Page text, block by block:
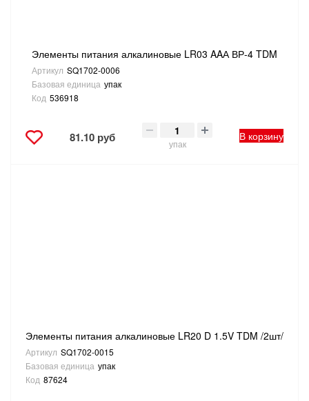
Элементы питания алкалиновые LR03 AAА ВР-4 TDM
Артикул SQ1702-0006
Базовая единица упак
Код 536918
81.10 руб упак
В корзину
Элементы питания алкалиновые LR20 D 1.5V TDM /2шт/
Артикул SQ1702-0015
Базовая единица упак
Код 87624